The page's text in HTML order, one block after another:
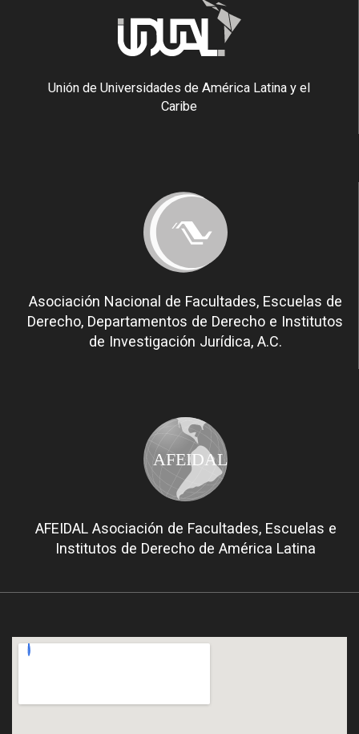
Unión de Universidades de América Latina y el
Caribe
Asociación Nacional de Facultades, Escuelas de
Derecho, Departamentos de Derecho e Institutos
de Investigación Jurídica, A.C.
AFEIDAL
AFEIDAL Asociación de Facultades, Escuelas e
Institutos de Derecho de América Latina